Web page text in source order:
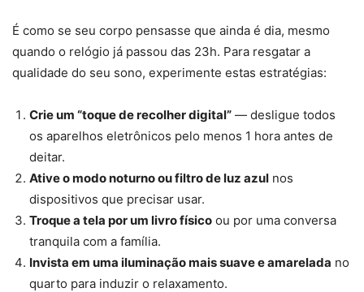
É como se seu corpo pensasse que ainda é dia, mesmo
quando o relógio já passou das 23h. Para resgatar a
qualidade do seu sono, experimente estas estratégias:
Crie um “toque de recolher digital” — desligue todos
os aparelhos eletrônicos pelo menos 1 hora antes de
deitar.
Ative o modo noturno ou filtro de luz azul nos
dispositivos que precisar usar.
Troque a tela por um livro físico ou por uma conversa
tranquila com a família.
Invista em uma iluminação mais suave e amarelada no
quarto para induzir o relaxamento.